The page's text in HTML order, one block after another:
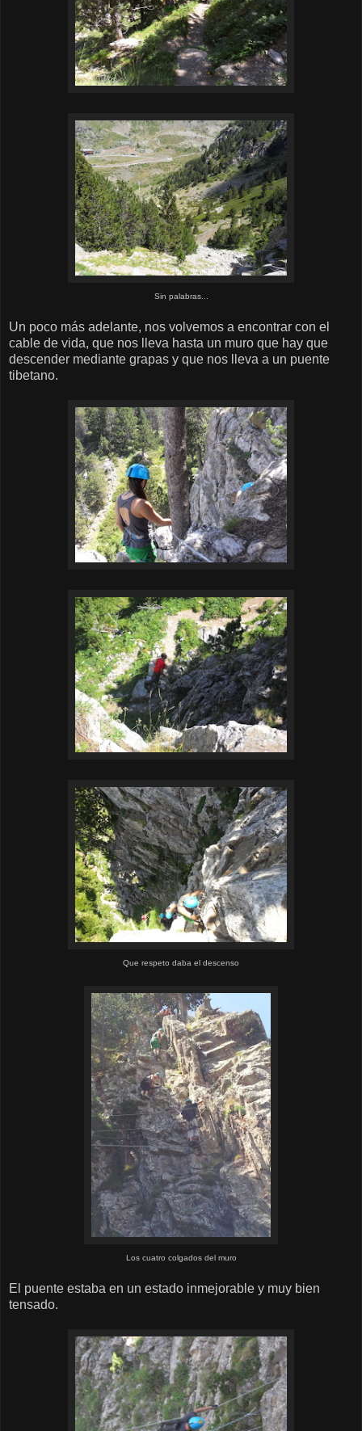
Sin palabras...
Un poco más adelante, nos volvemos a encontrar con el
cable de vida, que nos lleva hasta un muro que hay que
descender mediante grapas y que nos lleva a un puente
tibetano.
Que respeto daba el descenso
Los cuatro colgados del muro
El puente estaba en un estado inmejorable y muy bien
tensado.